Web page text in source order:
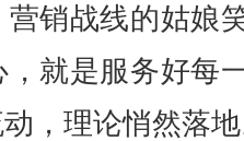
营销战线的姑娘
，就是服务好每
，理论悄然落